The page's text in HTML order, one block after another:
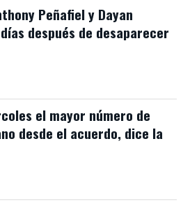
Peñafiel y Dayan
después de desaparecer
el mayor número de
desde el acuerdo, dice la